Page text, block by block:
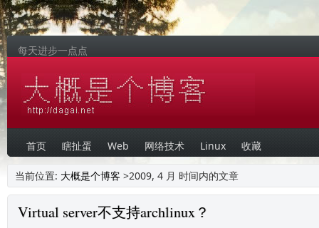
每天进步一点点
首页 瞎扯蛋 Web 网络技术 Linux 收藏
当前位置: 大概是个博客 >2009, 4 月 时间内的文章
Virtual server不支持archlinux？